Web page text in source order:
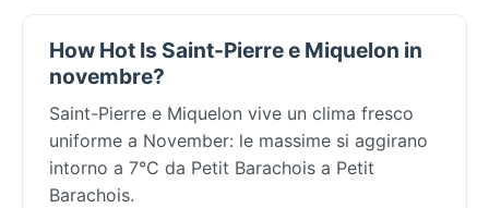
How Hot Is Saint-Pierre e Miquelon in
novembre?
Saint-Pierre e Miquelon vive un clima fresco
uniforme a November: le massime si aggirano
intorno a 7°C da Petit Barachois a Petit
Barachois.